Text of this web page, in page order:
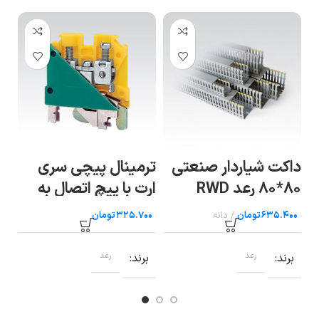
داکت شیاردار صنعتی
۸۰*۸۰ رعد RWD
80×۸۰تومان
برند رعد
ترمینال پیچی سری
ارت با پیچ اتصال به
ریل سایز ۱۶ رعد
تومان
برند رعد